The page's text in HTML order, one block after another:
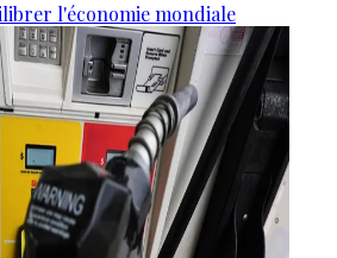
l'économie mondiale